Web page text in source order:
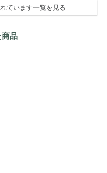
ています一覧を見る
品